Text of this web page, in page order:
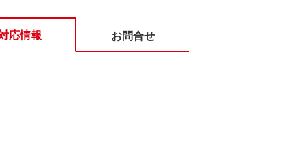
応情報 お問合せ